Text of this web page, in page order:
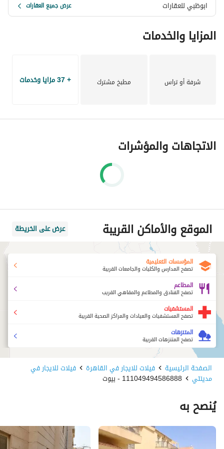
غرفة مكتب
الدور الأول:
غرفة متعددة الاستخدام
للتواصل والمعاينة:
م. عبدالكريم
ابوظبي للعقارات عرض جميع العقارات
المزايا والخدمات
شرفة أو تراس مطبخ مشترك + 37 مزايا وخدمات
الاتجاهات والمؤشرات
الموقع والأماكن القريبة عرض على الخريطة
المؤسسات التعليمية
تصفح المدارس والكليات والجامعات القريبة
المطاعم
تصفح الفنادق والمطاعم والمقاهي القريب
المستشفيات
تصفح المستشفيات والعيادات والمراكز الصحية القريبة
المتنزهات
تصفح المتنزهات القريبة
الصفحة الرئيسية فيلات للايجار في القاهرة فيلات للايجار في
مدينتي 111049494586888 - بيوت
يُنصح به